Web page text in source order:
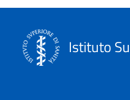
Istituto